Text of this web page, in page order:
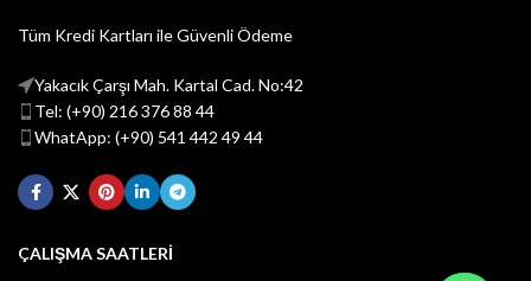
Tüm Kredi Kartları ile Güvenli Ödeme
Yakacık Çarşı Mah. Kartal Cad. No:42
Tel: (+90) 216 376 88 44
WhatApp: (+90) 541 442 49 44
ÇALIŞMA SAATLERİ